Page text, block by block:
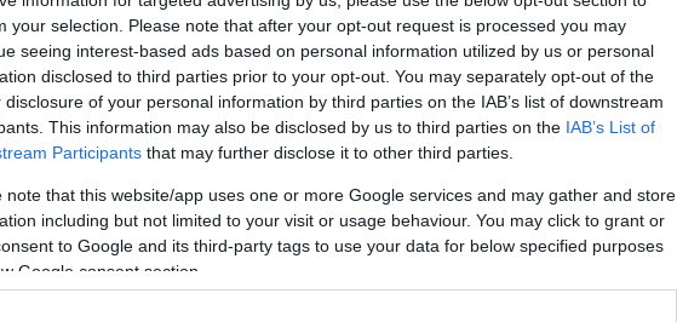
your selection. Please note that after your opt-out request is processed you may
seeing interest-based ads based on personal information utilized by us or personal
disclosed to third parties prior to your opt-out. You may separately opt-out of the
disclosure of your personal information by third parties on the IAB’s list of downstream
This information may also be disclosed by us to third parties on the IAB’s List of
Participants that may further disclose it to other third parties.
note that this website/app uses one or more Google services and may gather and store
including but not limited to your visit or usage behaviour. You may click to grant or
to Google and its third-party tags to use your data for below specified purposes
Google consent section.